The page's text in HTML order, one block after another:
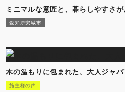
ミニマルな意匠と、暮らしやすさ
愛知県安城市
木の温もりに包まれた、大人ジャ
施主様の声